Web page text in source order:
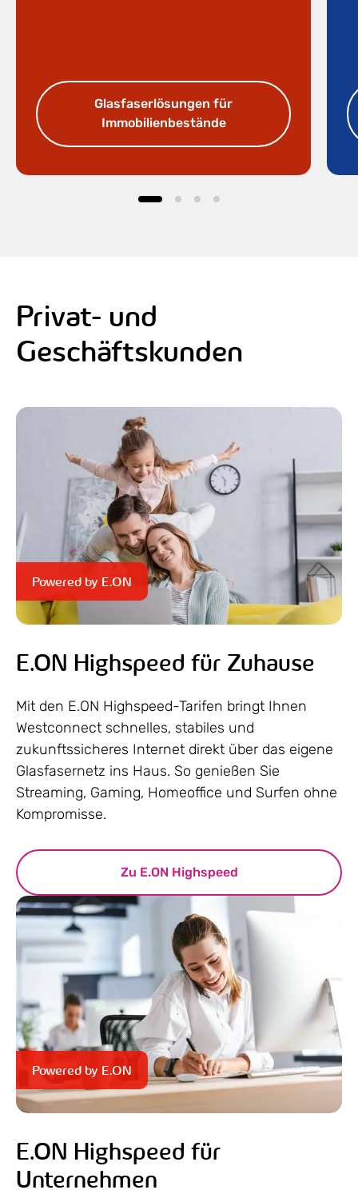
Glasfaserlösungen für
Immobilienbestände
Privat- und
Geschäftskunden
Powered by E.ON
E.ON Highspeed für Zuhause
Mit den E.ON Highspeed-Tarifen bringt Ihnen
Westconnect schnelles, stabiles und
zukunftssicheres Internet direkt über das eigene
Glasfasernetz ins Haus. So genießen Sie
Streaming, Gaming, Homeoffice und Surfen ohne
Kompromisse.
Zu E.ON Highspeed
Powered by E.ON
E.ON Highspeed für
Unternehmen